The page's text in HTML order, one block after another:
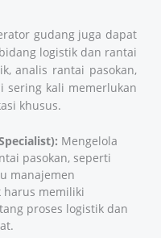
gudang juga dapat
logistik dan rantai
analis rantai pasokan,
sering kali memerlukan
khusus.
Mengelola
pasokan, seperti
manajemen
harus memiliki
proses logistik dan